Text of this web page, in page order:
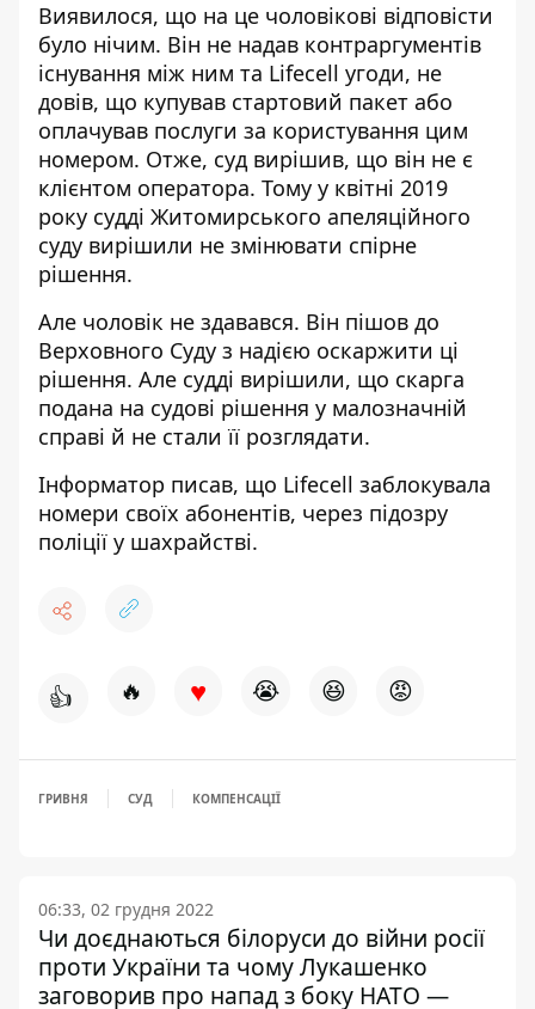
Виявилося, що на це чоловікові відповісти
було нічим. Він не надав контраргументів
існування між ним та Lifecell угоди, не
довів, що купував стартовий пакет або
оплачував послуги за користування цим
номером. Отже, суд вирішив, що він не є
клієнтом оператора. Тому у квітні 2019
року судді Житомирського апеляційного
суду вирішили не змінювати спірне
рішення.
Але чоловік не здавався. Він пішов до
Верховного Суду з надією оскаржити ці
рішення. Але судді вирішили, що скарга
подана на судові рішення у малозначній
справі й не стали її розглядати.
Інформатор писав, що Lifecell заблокувала
номери своїх абонентів, через підозру
поліції у шахрайстві.
👍 🔥 ♥ 😭 😆 😡
ГРИВНЯ СУД КОМПЕНСАЦІЇ
06:33, 02 грудня 2022
Чи доєднаються білоруси до війни росії
проти України та чому Лукашенко
заговорив про напад з боку НАТО —